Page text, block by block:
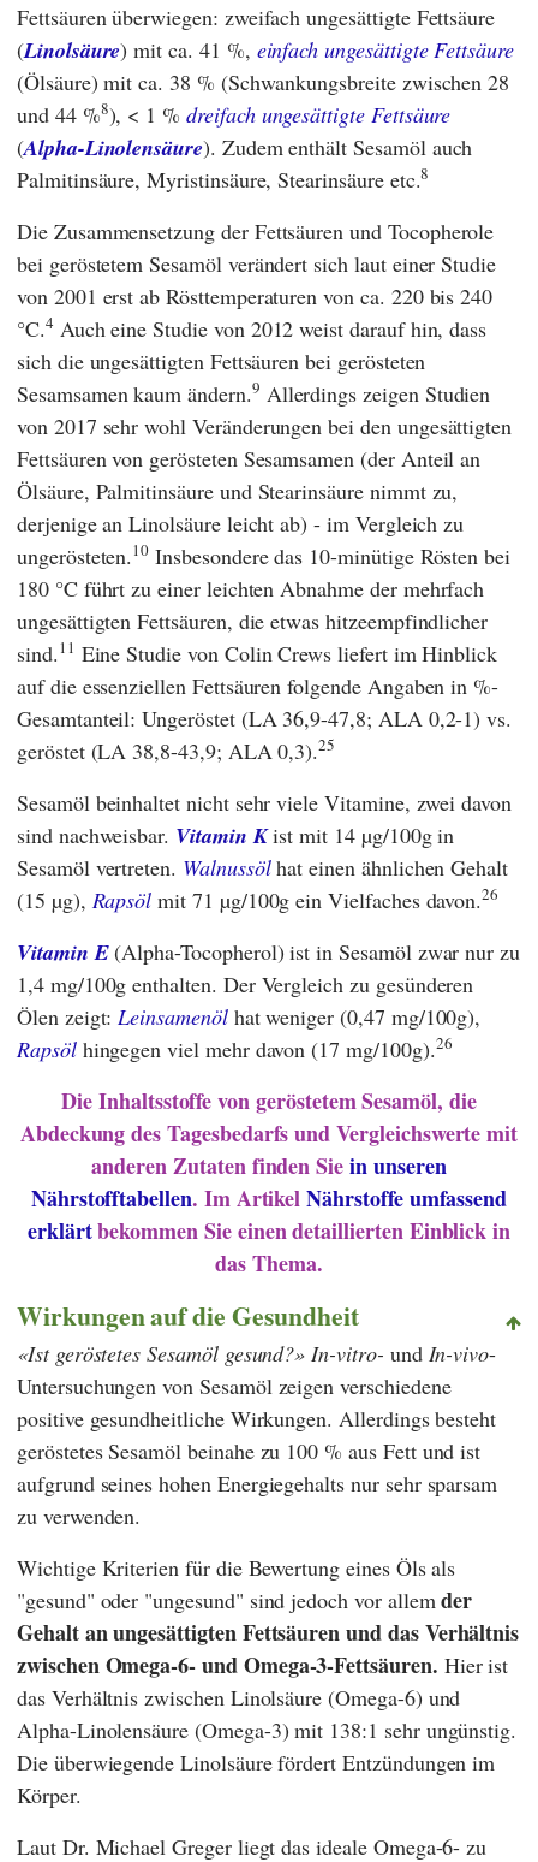
Fettsäuren überwiegen: zweifach ungesättigte Fettsäure
(Linolsäure) mit ca. 41 %, einfach ungesättigte Fettsäure
(Ölsäure) mit ca. 38 % (Schwankungsbreite zwischen 28
und 44 %8), < 1 %dreifach ungesättigte Fettsäure
(Alpha-Linolensäure). Zudem enthält Sesamöl auch
Palmitinsäure, Myristinsäure, Stearinsäure etc.8
Die Zusammensetzung der Fettsäuren und Tocopherole
bei geröstetem Sesamöl verändert sich laut einer Studie
von 2001 erst ab Rösttemperaturen von ca. 220 bis 240
°C.4 Auch eine Studie von 2012 weist darauf hin, dass
sich die ungesättigten Fettsäuren bei gerösteten
Sesamsamen kaum ändern.9 Allerdings zeigen Studien
von 2017 sehr wohl Veränderungen bei den ungesättigten
Fettsäuren von gerösteten Sesamsamen (der Anteil an
Ölsäure, Palmitinsäure und Stearinsäure nimmt zu,
derjenige an Linolsäure leicht ab) - im Vergleich zu
ungerösteten.10 Insbesondere das 10-minütige Rösten bei
180 °C führt zu einer leichten Abnahme der mehrfach
ungesättigten Fettsäuren, die etwas hitzeempfindlicher
sind.11 Eine Studie von Colin Crews liefert im Hinblick
auf die essenziellen Fettsäuren folgende Angaben in %-
Gesamtanteil: Ungeröstet (LA 36,9-47,8; ALA 0,2-1) vs.
geröstet (LA 38,8-43,9; ALA 0,3).25
Sesamöl beinhaltet nicht sehr viele Vitamine, zwei davon
sind nachweisbar. Vitamin Kist mit 14 µg/100g in
Sesamöl vertreten. Walnussölhat einen ähnlichen Gehalt
(15 µg), Rapsöl mit 71 µg/100g ein Vielfaches davon.26
Vitamin E(Alpha-Tocopherol) ist in Sesamöl zwar nur zu
1,4 mg/100g enthalten. Der Vergleich zu gesünderen
Ölen zeigt:Leinsamenölhat weniger (0,47 mg/100g),
Rapsölhingegen viel mehr davon (17 mg/100g).26
Die Inhaltsstoffe von geröstetem Sesamöl, die
Abdeckung des Tagesbedarfs und Vergleichswerte mit
anderen Zutaten finden Siein unseren
Nährstofftabellen. Im ArtikelNährstoffe umfassend
erklärtbekommen Sie einen detaillierten Einblick in
das Thema.
Wirkungen auf die Gesundheit
Ist geröstetes Sesamöl gesund? In-vitro- und In-vivo-
Untersuchungen von Sesamöl zeigen verschiedene
positive gesundheitliche Wirkungen. Allerdings besteht
geröstetes Sesamöl beinahe zu 100 % aus Fett und ist
aufgrund seines hohen Energiegehalts nur sehr sparsam
zu verwenden.
Wichtige Kriterien für die Bewertung eines Öls als
"gesund" oder "ungesund" sind jedoch vor allemder
Gehalt an ungesättigten Fettsäuren und das Verhältnis
zwischen Omega-6- und Omega-3-Fettsäuren. Hier ist
das Verhältnis zwischen Linolsäure (Omega-6) und
Alpha-Linolensäure (Omega-3) mit 138:1 sehr ungünstig.
Die überwiegende Linolsäure fördert Entzündungen im
Körper.
Laut Dr. Michael Gregerliegt das ideale Omega-6- zu